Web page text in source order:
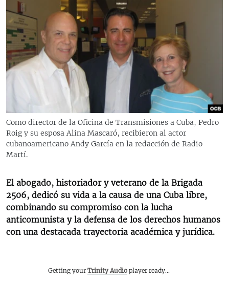
búsqueda
OPINIÓN GRÁFICA
AUDIOVISUALES MARTÍ
RADIO MARTÍ
ESPECIALES
LA REALIDAD DE LA VIVIENDA EN CUBA
KENTU-CUBANO
LOS SANTOS DE HIALEAH
LA INVASIÓN DE RUSIA A UCRANIA
MULTIMEDIA
EDITORIALES
SÍGUENOS
Como director de la Oficina de Transmisiones a Cuba, Pedro
Roig y su esposa Alina Mascaró, recibieron al actor
cubanoamericano Andy García en la redacción de Radio
Martí.
El abogado, historiador y veterano de la Brigada
2506, dedicó su vida a la causa de una Cuba libre,
combinando su compromiso con la lucha
anticomunista y la defensa de los derechos humanos
con una destacada trayectoria académica y jurídica.
Getting yourTrinity Audio player ready...